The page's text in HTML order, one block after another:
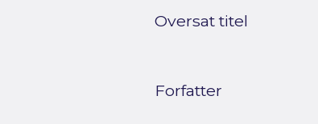
Oversat titel
Forfatter